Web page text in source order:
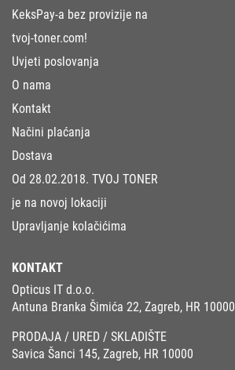
KeksPay-a bez provizije na
tvoj-toner.com!
Uvjeti poslovanja
O nama
Kontakt
Načini plaćanja
Dostava
Od 28.02.2018. TVOJ TONER
je na novoj lokaciji
Upravljanje kolačićima
KONTAKT
Opticus IT d.o.o.
Antuna Branka Šimića 22, Zagreb, HR 10000
PRODAJA / URED / SKLADIŠTE
Savica Šanci 145, Zagreb, HR 10000